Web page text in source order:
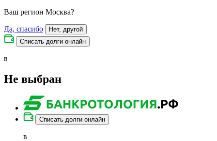
Ваш регион Москва?
Да, спасибо
Нет, другой
Списать долги онлайн
в
Не выбран
Списать долги онлайн
в